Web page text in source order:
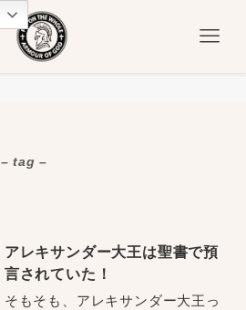
– tag –
アレキサンダー大王は聖書で預
言されていた！
そもそも、アレキサンダー大王っ